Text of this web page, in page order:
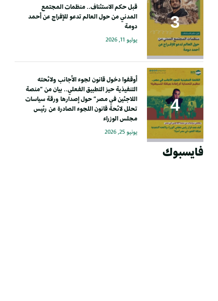
قبل حكم الاستئناف.. منظمات المجتمع
المدني من حول العالم تدعو للإفراج عن أحمد
دومة
يوليو 11, 2026
أوقفوا دخول قانون لجوء الأجانب ولائحته
التنفيذية حيز التطبيق الفعلي.. بيان من “منصة
اللاجئين في مصر” حول إصدارها ورقة سياسات
تحلل لائحة قانون اللجوء الصادرة عن رئيس
مجلس الوزراء
يونيو 25, 2026
فايسبوك